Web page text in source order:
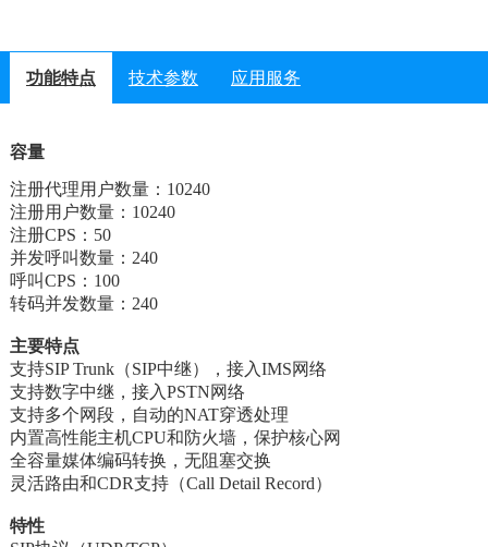
功能特点 技术参数 应用服务
容量
注册代理用户数量：10240
注册用户数量：10240
注册CPS：50
并发呼叫数量：240
呼叫CPS：100
转码并发数量：240
主要特点
支持SIP Trunk（SIP中继），接入IMS网络
支持数字中继，接入PSTN网络
支持多个网段，自动的NAT穿透处理
内置高性能主机CPU和防火墙，保护核心网
全容量媒体编码转换，无阻塞交换
灵活路由和CDR支持（Call Detail Record）
特性